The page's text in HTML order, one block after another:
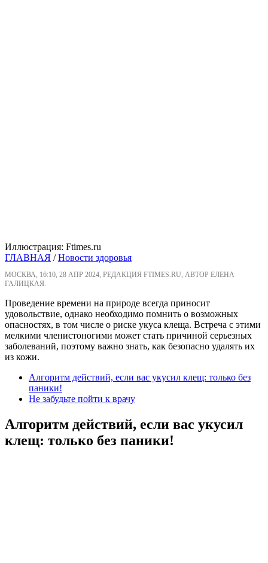
Иллюстрация: Ftimes.ru
ГЛАВНАЯ /Новости здоровья
МОСКВА, 16:10, 28 АПР 2024, РЕДАКЦИЯ FTIMES.RU, АВТОР ЕЛЕНА
ГАЛИЦКАЯ.
Проведение времени на природе всегда приносит
удовольствие, однако необходимо помнить о возможных
опасностях, в том числе о риске укуса клеща. Встреча с этими
мелкими членистоногими может стать причиной серьезных
заболеваний, поэтому важно знать, как безопасно удалять их
из кожи.
Алгоритм действий, если вас укусил клещ: только без
паники!
Не забудьте пойти к врачу
Алгоритм действий, если вас укусил
клещ: только без паники!